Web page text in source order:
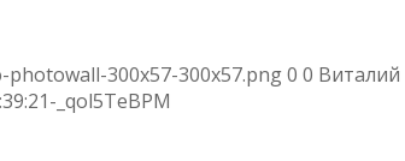
300x57-300x57.png0 0 Виталий
-_qol5TeBPM